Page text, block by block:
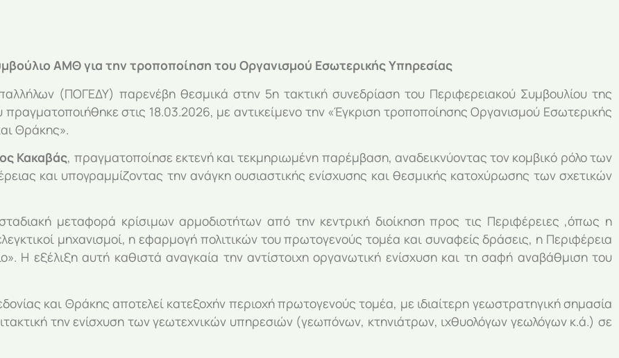
ΑΜΘ για την τροποποίηση του Οργανισμού Εσωτερικής Υπηρεσίας
(ΠΟΓΕΔΥ) παρενέβη θεσμικά στην 5η τακτική συνεδρίαση του Περιφερειακού Συμβουλίου της
στις 18.03.2026, με αντικείμενο την «Έγκριση τροποποίησης Οργανισμού Εσωτερικής
Θράκης».
Κακαβάς, πραγματοποίησε εκτενή και τεκμηριωμένη παρέμβαση, αναδεικνύοντας τον κομβικό ρόλο των
και υπογραμμίζοντας την ανάγκη ουσιαστικής ενίσχυσης και θεσμικής κατοχύρωσης των σχετικών
μεταφορά κρίσιμων αρμοδιοτήτων από την κεντρική διοίκηση προς τις Περιφέρειες ,όπως η
μηχανισμοί, η εφαρμογή πολιτικών του πρωτογενούς τομέα και συναφείς δράσεις, η Περιφέρεια
Η εξέλιξη αυτή καθιστά αναγκαία την αντίστοιχη οργανωτική ενίσχυση και τη σαφή αναβάθμιση του
και Θράκης αποτελεί κατεξοχήν περιοχή πρωτογενούς τομέα, με ιδιαίτερη γεωστρατηγική σημασία
την ενίσχυση των γεωτεχνικών υπηρεσιών (γεωπόνων, κτηνιάτρων, ιχθυολόγων γεωλόγων κ.ά.) σε